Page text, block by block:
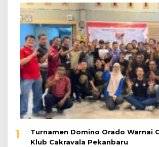
1
Turnamen Domino Orado Warnai
Klub Cakravala Pekanbaru